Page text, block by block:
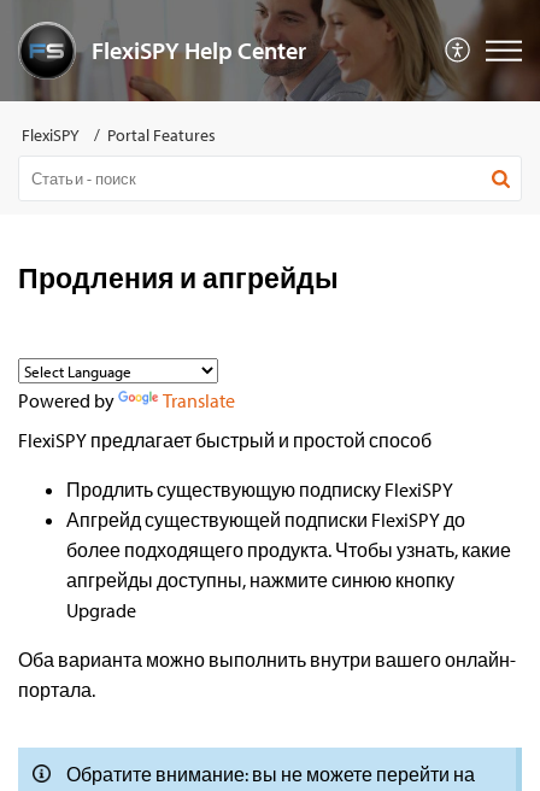
FlexiSPY Help Center
FlexiSPY Portal Features
Продления и апгрейды
Powered by
Translate
FlexiSPY предлагает быстрый и простой способ
Продлить существующую подписку FlexiSPY
Апгрейд существующей подписки FlexiSPY до
более подходящего продукта. Чтобы узнать, какие
апгрейды доступны, нажмите синюю кнопку
Upgrade
Оба варианта можно выполнить внутри вашего онлайн-
портала.
Обратите внимание: вы не можете перейти на